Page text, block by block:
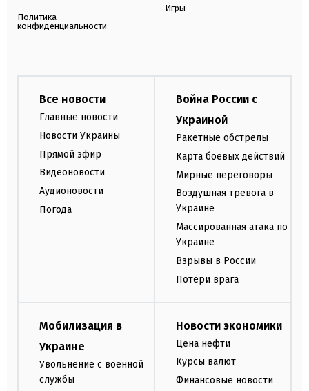
Политика
конфиденциальности
Игры
Все новости
Главные новости
Новости Украины
Прямой эфир
Видеоновости
Аудионовости
Погода
Война России с
Украиной
Ракетные обстрелы
Карта боевых действий
Мирные переговоры
Воздушная тревога в
Украине
Массированная атака по
Украине
Взрывы в России
Потери врага
Мобилизация в
Украине
Увольнение с военной
службы
Новости экономики
Цена нефти
Курсы валют
Финансовые новости